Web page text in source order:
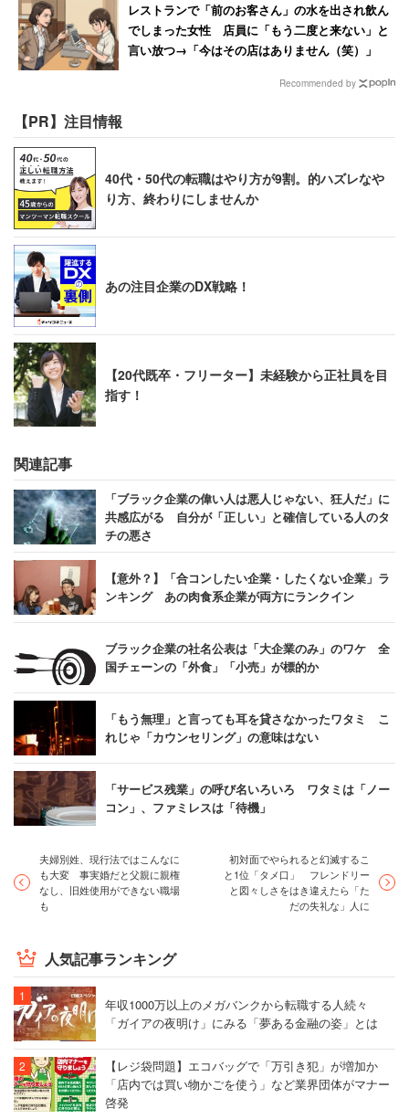
残業をしようと思っても出来ない環境です。人員不
足の際に以前であれば、店長がなんとかしろ！とい
う感じでしたが、今は上司に相談すれば、応援を派
遣してもらえます。何でも店長が1人で抱え込まなけ
ればならなかったのが、会社としてサポートをして
くれるという状況に変わってきたと思います」（営
業 30代後半 男性）
「今年（2016年）から時給制度が変わりました。以
前から、飲食店のパート、アルバイトとしての時給
は良い方でしたが、更に色々と査定して頂けるよう
になり時給はとても満足しております。特に深夜勤
務で社会保険付きにしてもらえれば、正社員と同じ
くらいの給料になるそうです。福利厚生も正社員同
様に利用できます」（その他 40代後半 女性）
＞＞ジョイフルの働きやすさ・年収・残業の実態をもっと
4位：日本ケンタッキー・フライド・チキン
4位には日本ケンタッキー・フライド・チキンが入った。
特に今回のランキングでは給与面での不満を述べる口コミ
も少なくないが、”給与の満足度”は3.3点で10社中１位とな
っている。また、「エリアマネージャーや店長など役職が
ついている女性の方がたくさんいました。女性も働きやす
い環境なのではないかと思います」（その他 30代前半
男性）という声もあった。
「若くして店舗のマネージャーになっている方もい
るようでした。また、アルバイトから社員になるケ
ースも結構あるようです。働きやすい環境であるよ
世できるようです」（その他 30代前半 男性）
年収・残業の実態をもっと見る
5位：物語コーポレーション
5位には郊外を中心に「焼肉きんぐ」やラーメン店などを
展開する物語コーポレーションが入った。項目別では上位
企業には見劣りするものの、特に”仕事のやりがい”の項目
レストランで「前のお客さん」の水を出され飲ん
でしまった女性 店員に「もう二度と来ない」と
言い放つ→「今はその店はありません（笑）」
Recommended by
【PR】注目情報
40代・50代の転職はやり方が9割。的ハズレなや
り方、終わりにしませんか
あの注目企業のDX戦略！
【20代既卒・フリーター】未経験から正社員を目
指す！
関連記事
「ブラック企業の偉い人は悪人じゃない、狂人だ」に
共感広がる 自分が「正しい」と確信している人のタ
チの悪さ
【意外？】「合コンしたい企業・したくない企業」ラ
ンキング あの肉食系企業が両方にランクイン
ブラック企業の社名公表は「大企業のみ」のワケ 全
国チェーンの「外食」「小売」が標的か
「もう無理」と言っても耳を貸さなかったワタミ こ
れじゃ「カウンセリング」の意味はない
「サービス残業」の呼び名いろいろ ワタミは「ノー
コン」、ファミレスは「待機」
夫婦別姓、現行法ではこんなに
も大変 事実婚だと父親に親権
なし、旧姓使用ができない職場
も
初対面でやられると幻滅するこ
と1位「タメ口」 フレンドリー
と図々しさをはき違えたら「た
だの失礼な」人に
人気記事ランキング
年収1000万以上のメガバンクから転職する人続々
「ガイアの夜明け」にみる「夢ある金融の姿」とは
【レジ袋問題】エコバッグで「万引き犯」が増加か
「店内では買い物かごを使う」など業界団体がマナー
啓発